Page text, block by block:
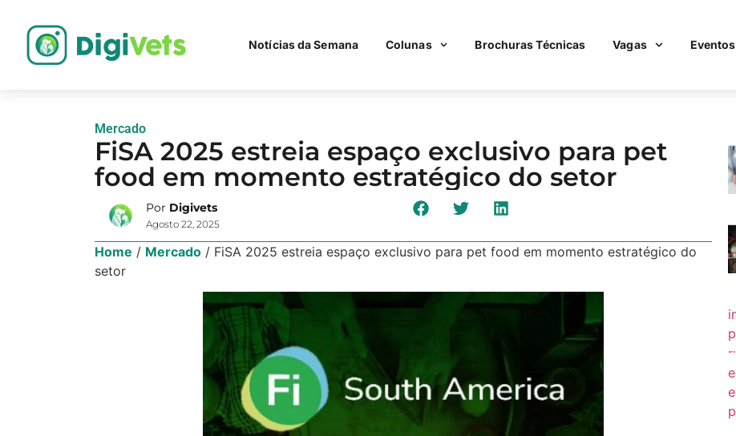
Notícias da Semana Colunas Brochuras Técnicas Vagas Eventos
Mercado
FiSA 2025 estreia espaço exclusivo para pet
food em momento estratégico do setor
Por Digivets
Agosto 22, 2025
Home / Mercado/ FiSA 2025 estreia espaço exclusivo para pet food em momento estratégico do
setor